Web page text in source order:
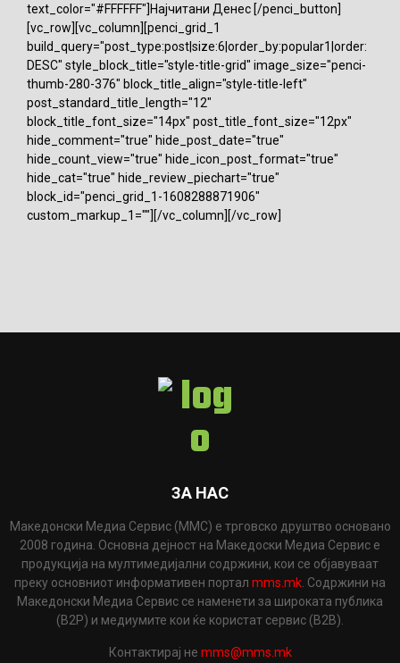
text_color="#FFFFFF"]Најчитани Денес [/penci_button]
[vc_row][vc_column][penci_grid_1
build_query="post_type:post|size:6|order_by:popular1|order:
DESC" style_block_title="style-title-grid" image_size="penci-
thumb-280-376" block_title_align="style-title-left"
post_standard_title_length="12"
block_title_font_size="14px" post_title_font_size="12px"
hide_comment="true" hide_post_date="true"
hide_count_view="true" hide_icon_post_format="true"
hide_cat="true" hide_review_piechart="true"
block_id="penci_grid_1-1608288871906"
custom_markup_1=""][/vc_column][/vc_row]
ЗА НАС
Македонски Медиа Сервис (ММС) е трговско друштво основано
2008 година. Основна дејност на Македоски Медиа Сервис е
продукција на мултимедијални содржини, кои се објавуваат
преку основниот информативен портал mms.mk . Содржини на
Македонски Медиа Сервис се наменети за широката публика
(B2P) и медиумите кои ќе користат сервис (B2B).
Контактирај не mms@mms.mk